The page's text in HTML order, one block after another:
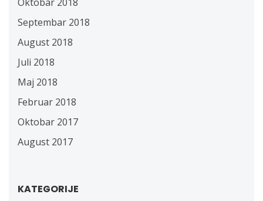
Septembar 2018
August 2018
Juli 2018
Maj 2018
Februar 2018
Oktobar 2017
August 2017
KATEGORIJE